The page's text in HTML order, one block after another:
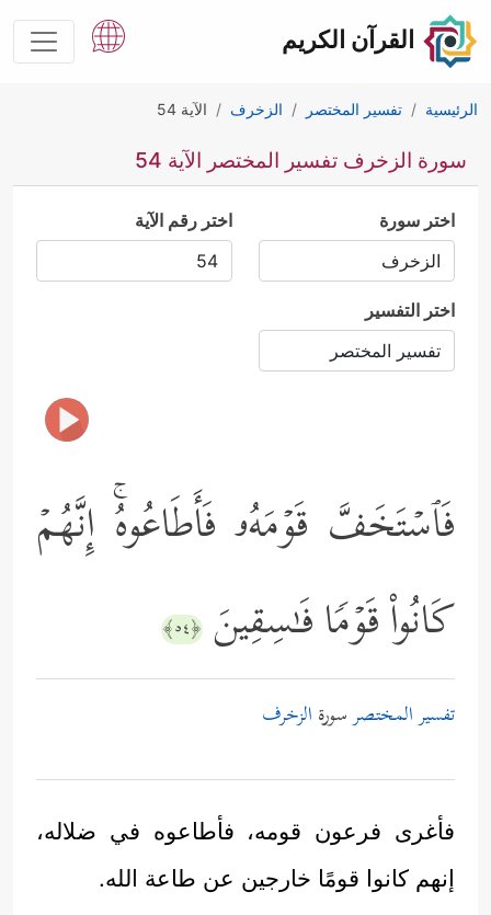
القرآن الكريم
الرئيسية تفسير المختصر الزخرف الآية 54
سورة الزخرف تفسير المختصر الآية 54
اختر سورة اختر رقم الآية
اختر التفسير
فَٱسۡتَخَفَّ قَوۡمَهُۥ فَأَطَاعُوهُۚ إِنَّهُمۡ
كَانُواْ قَوۡمࣰا فَـٰسِقِینَ ﴿٥٤﴾
تفسير المختصرسورة الزخرف
فأغرى فرعون قومه، فأطاعوه في ضلاله،
إنهم كانوا قومًا خارجين عن طاعة الله.